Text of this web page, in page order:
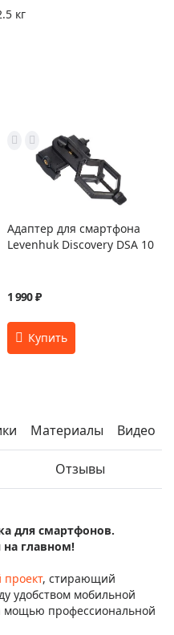
кг
Адаптер для смартфона
Levenhuk Discovery DSA 10
1 990 ₽
Материалы Видео
Отзывы
для смартфонов.
на главном!
, стирающий
удобством мобильной
мощью профессиональной